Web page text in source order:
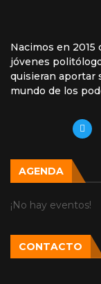
Nacimos en 2015
jóvenes
quisieran aportar
mundo de los
AGENDA
¡No hay eventos!
CONTACTO